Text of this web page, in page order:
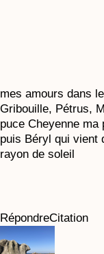
mes amours dans
Gribouille, Pétrus,
puce Cheyenne ma
puis Béryl qui vient
rayon de soleil
RépondreCitation